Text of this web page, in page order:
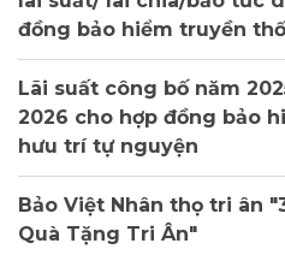
đồng bảo hiểm truyền
Lãi suất công bố năm
2026 cho hợp đồng bảo
hưu trí tự nguyện
Bảo Việt Nhân thọ tri ân
Quà Tặng Tri Ân"